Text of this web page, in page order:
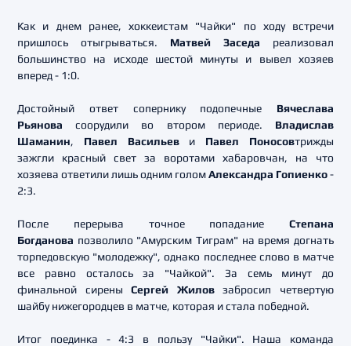
Как и днем ранее, хоккеистам "Чайки" по ходу встречи
пришлось отыгрываться. Матвей Заседа реализовал
большинство на исходе шестой минуты и вывел хозяев
вперед - 1:0.
Достойный ответ сопернику подопечные Вячеслава
Рьянова соорудили во втором периоде. Владислав
Шаманин, Павел Васильеви Павел Поносовтрижды
зажгли красный свет за воротами хабаровчан, на что
хозяева ответили лишь одним голомАлександра Гопиенко-
2:3.
После перерыва точное попадание Степана
Богданова позволило "Амурским Тиграм" на время догнать
торпедовскую "молодежку", однако последнее слово в матче
все равно осталось за "Чайкой". За семь минут до
финальной сиреныСергей Жиловзабросил четвертую
шайбу нижегородцев в матче, которая и стала победной.
Итог поединка - 4:3 в пользу "Чайки". Наша команда